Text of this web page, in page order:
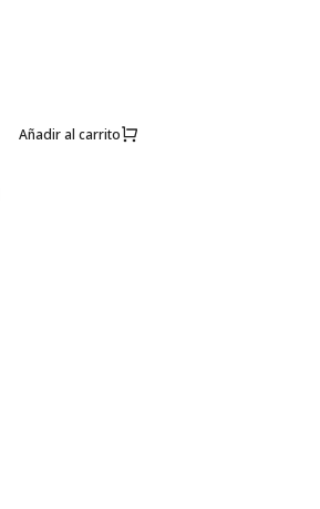
Añadir al carrito